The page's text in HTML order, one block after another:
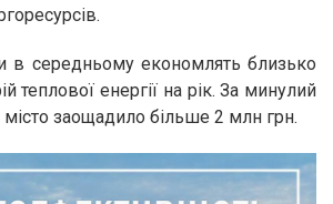
в середньому економлять близько
теплової енергії на рік. За минулий
місто заощадило більше 2 млн грн.